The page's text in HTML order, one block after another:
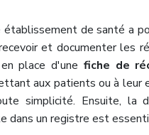
établissement de santé a
et documenter les
place d'une fiche de
aux patients ou à leur
simplicité. Ensuite, la
dans un registre est